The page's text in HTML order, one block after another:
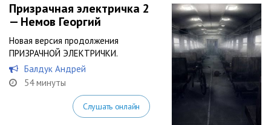
Призрачная электричка 2
— Немов Георгий
Новая версия продолжения
ПРИЗРАЧНОЙ ЭЛЕКТРИЧКИ.
Балдук Андрей
54 минуты
Слушать онлайн